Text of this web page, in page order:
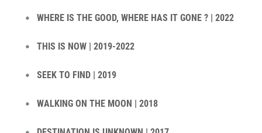
WHERE IS THE GOOD, WHERE HAS IT GONE ? | 2022
THIS IS NOW | 2019-2022
SEEK TO FIND | 2019
WALKING ON THE MOON | 2018